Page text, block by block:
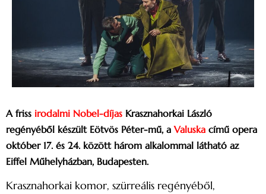
A friss irodalmi Nobel-díjas Krasznahorkai László
regényéből készült Eötvös Péter-mű, aValuska című opera
október 17. és 24. között három alkalommal látható az
Eiffel Műhelyházban, Budapesten.
Krasznahorkai komor, szürreális regényéből,